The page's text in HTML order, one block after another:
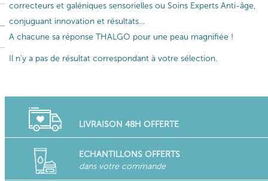
correcteurs et galéniques sensorielles ou Soins Experts Anti-âge,
conjuguant innovation et résultats…
A chacune sa réponse THALGO pour une peau magnifiée !
Il n'y a pas de résultat correspondant à votre sélection.
LIVRAISON 48H OFFERTE
ECHANTILLONS OFFERTS
dans votre commande